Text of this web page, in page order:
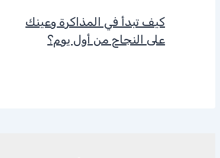
كيف تبدأ في المذاكرة وعينك
على النجاح من أول يوم؟